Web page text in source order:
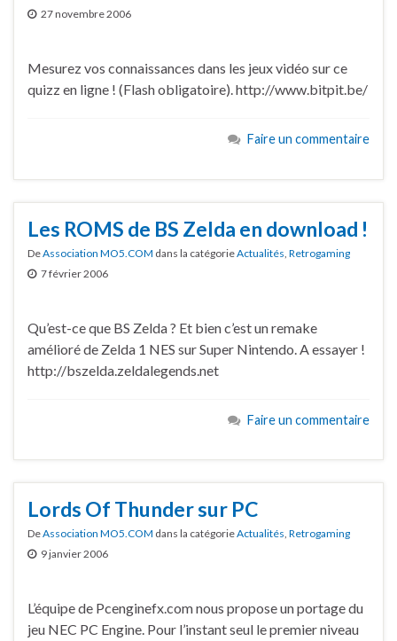
27 novembre 2006
Mesurez vos connaissances dans les jeux vidéo sur ce
quizz en ligne ! (Flash obligatoire). http://www.bitpit.be/
Faire un commentaire
Les ROMS de BS Zelda en download !
DeAssociation MO5.COM dans la catégorieActualités Retrogaming
7 février 2006
Qu’est-ce que BS Zelda ? Et bien c’est un remake
amélioré de Zelda 1 NES sur Super Nintendo. A essayer !
http://bszelda.zeldalegends.net
Faire un commentaire
Lords Of Thunder sur PC
DeAssociation MO5.COM dans la catégorieActualités, Retrogaming
9 janvier 2006
L’équipe de Pcenginefx.com nous propose un portage du
jeu NEC PC Engine. Pour l’instant seul le premier niveau